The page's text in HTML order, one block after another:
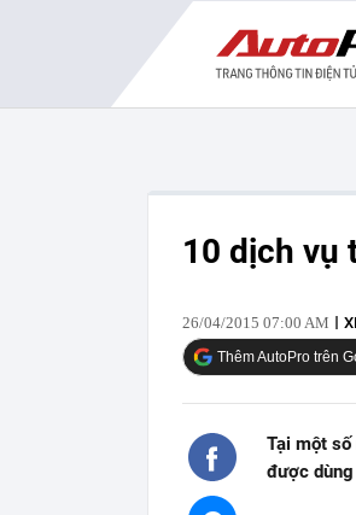
10 dịch vụ
26/04/2015 07:00 AM
Thêm AutoPro trên
Tại một
được